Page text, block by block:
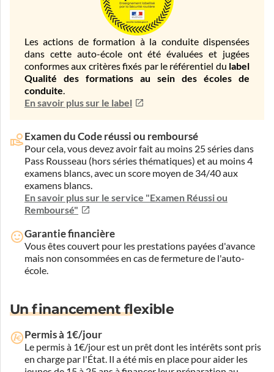
Les actions de formation à la conduite dispensées
dans cette auto-école ont été évaluées et jugées
conformes aux critères fixés par le référentiel du label
Qualité des formations au sein des écoles de
conduite.
En savoir plus sur le label
Examen du Code réussi ou remboursé
Pour cela, vous devez avoir fait au moins 25 séries dans
Pass Rousseau (hors séries thématiques) et au moins 4
examens blancs, avec un score moyen de 34/40 aux
examens blancs.
En savoir plus sur le service "Examen Réussi ou
Remboursé"
Garantie financière
Vous êtes couvert pour les prestations payées d'avance
mais non consommées en cas de fermeture de l'auto-
école.
Un financement flexible
Permis à 1€/jour
Le permis à 1€/jour est un prêt dont les intérêts sont pris
en charge par l'État. Il a été mis en place pour aider les